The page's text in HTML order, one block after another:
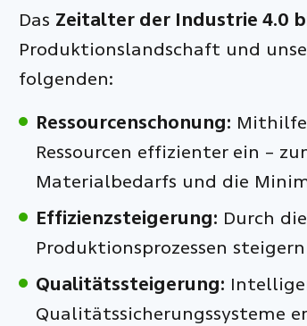
Das Zeitalter der Industrie 4.0
Produktionslandschaft und
folgenden:
Ressourcenschonung:
Ressourcen effizienter ein –
Materialbedarfs und die
Effizienzsteigerung: Durch
Produktionsprozessen
Qualitätssteigerung:
Qualitätssicherungssysteme